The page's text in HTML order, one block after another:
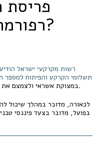
רפורמה או גימיק פיננסי?
רשות מקרקעי ישראל
תשלומי הקרקע והפיתוח למספר
במצוקת אשראי ולצמצם את השפעת הריבית הגבוהה על עלויות הבנייה.
לכאורה, מדובר במהלך שיכול
בפועל, מדובר בצעד פיננסי